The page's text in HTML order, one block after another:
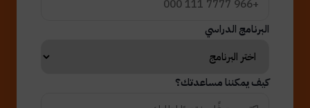
البرنامج الدراسي
كيف يمكننا مساعدتك؟